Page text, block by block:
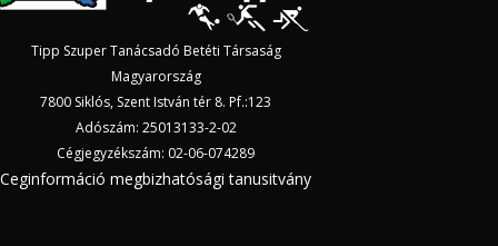
Tipp Szuper Tanácsadó Betéti Társaság
Magyarország
7800 Siklós, Szent István tér 8. Pf.:123
Adószám: 25013133-2-02
Cégjegyzékszám: 02-06-074289
Ceginformáció megbizhatósági tanusitvány